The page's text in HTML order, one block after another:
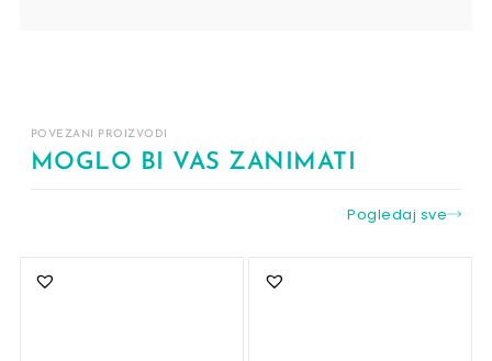
POVEZANI PROIZVODI
MOGLO BI VAS ZANIMATI
Pogledaj sve